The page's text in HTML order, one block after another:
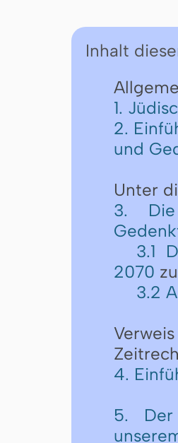
Inhalt
1.
2.
und
Unter
3.
3.1
2070
3.2
4.
5. Der